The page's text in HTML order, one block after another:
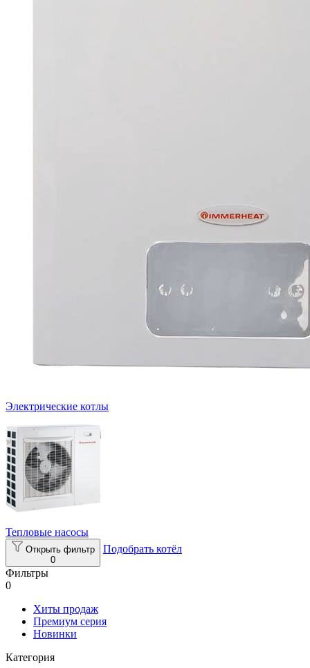
Электрические котлы
Тепловые насосы
Открыть фильтр
0
Подобрать котёл
Фильтры
0
Хиты продаж
Премиум серия
Новинки
Категория